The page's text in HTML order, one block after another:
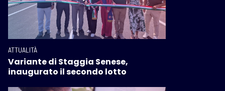
ATTUALITÀ
Variante di Staggia Senese,
inaugurato il secondo lotto